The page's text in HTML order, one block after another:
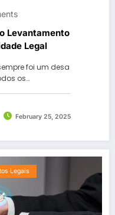
Levantamento
Legal
foi um desa
os…
February 25, 2025
Legais